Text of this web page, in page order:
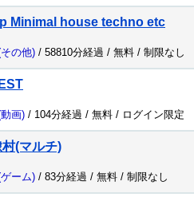
Minimal house techno etc
の他) / 58810分経過 / 無料 / 制限なし
画) / 104分経過 / 無料 / ログイン限定
(マルチ)
ーム) / 83分経過 / 無料 / 制限なし